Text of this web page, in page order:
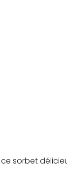
sorbet